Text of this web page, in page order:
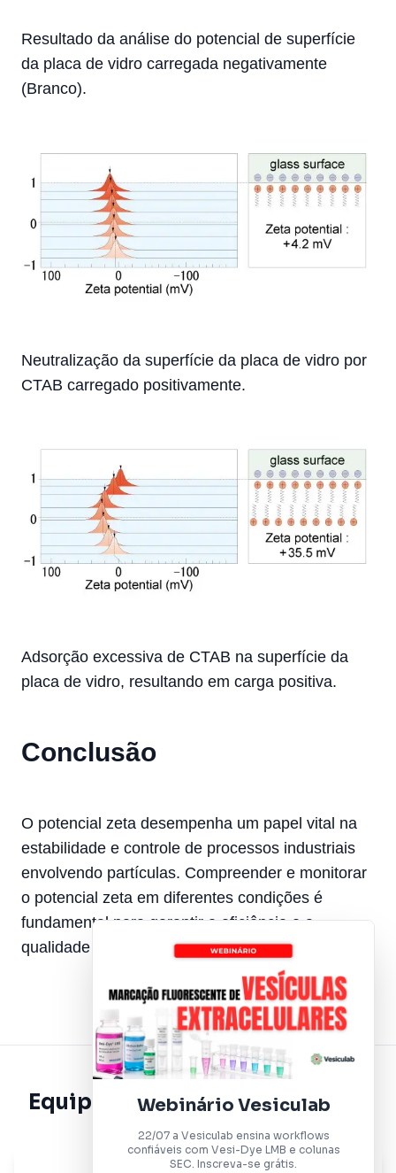
Webinário Vesiculab
22/07 a Vesiculab ensina workflows
confiáveis com Vesi-Dye LMB e colunas
SEC. Inscreva-se grátis.
Resultado da análise do potencial de superfície
da placa de vidro carregada negativamente
(Branco).
Neutralização da superfície da placa de vidro por
CTAB carregado positivamente.
Adsorção excessiva de CTAB na superfície da
placa de vidro, resultando em carga positiva.
Conclusão
O potencial zeta desempenha um papel vital na
estabilidade e controle de processos industriais
envolvendo partículas. Compreender e monitorar
o potencial zeta em diferentes condições é
fundamental para garantir a eficiência e a
qualidade em diversas aplicações técnicas.
Equipamento Relacionado